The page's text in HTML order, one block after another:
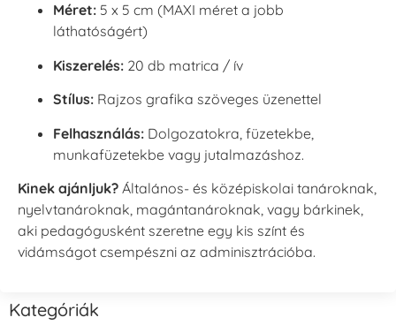
Méret: 5 x 5 cm (MAXI méret a jobb
láthatóságért)
Kiszerelés: 20 db matrica / ív
Stílus: Rajzos grafika szöveges üzenettel
Felhasználás: Dolgozatokra, füzetekbe,
munkafüzetekbe vagy jutalmazáshoz.
Kinek ajánljuk? Általános- és középiskolai tanároknak,
nyelvtanároknak, magántanároknak, vagy bárkinek,
aki pedagógusként szeretne egy kis színt és
vidámságot csempészni az adminisztrációba.
Kategóriák